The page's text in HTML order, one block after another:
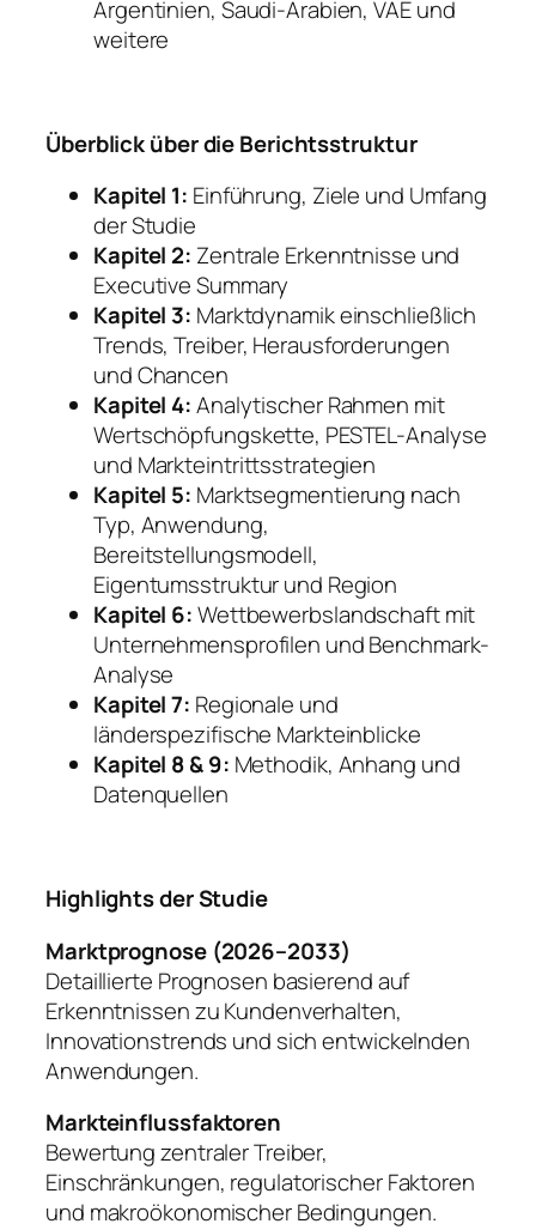
Argentinien, Saudi-Arabien, VAE und
weitere
Überblick über die Berichtsstruktur
Kapitel 1: Einführung, Ziele und Umfang
der Studie
Kapitel 2: Zentrale Erkenntnisse und
Executive Summary
Kapitel 3: Marktdynamik einschließlich
Trends, Treiber, Herausforderungen
und Chancen
Kapitel 4:Analytischer Rahmen mit
Wertschöpfungskette, PESTEL-Analyse
und Markteintrittsstrategien
Kapitel 5: Marktsegmentierung nach
Typ, Anwendung,
Bereitstellungsmodell,
Eigentumsstruktur und Region
Kapitel 6:Wettbewerbslandschaft mit
Unternehmensprofilen und Benchmark-
Analyse
Kapitel 7: Regionale und
länderspezifische Markteinblicke
Kapitel 8 & 9: Methodik, Anhang und
Datenquellen
Highlights der Studie
Marktprognose (2026–2033)
Detaillierte Prognosen basierend auf
Erkenntnissen zu Kundenverhalten,
Innovationstrends und sich entwickelnden
Anwendungen.
Markteinflussfaktoren
Bewertung zentraler Treiber,
Einschränkungen, regulatorischer Faktoren
und makroökonomischer Bedingungen.